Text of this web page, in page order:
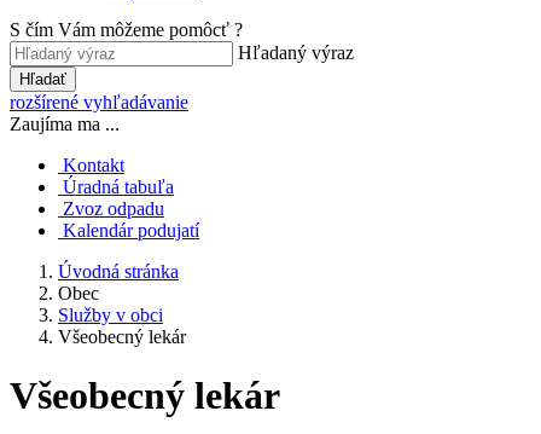
S čím Vám môžeme pomôcť ?
Hľadaný výraz
Hľadať
rozšírené vyhľadávanie
Zaujíma ma ...
Kontakt
Úradná tabuľa
Zvoz odpadu
Kalendár podujatí
Úvodná stránka
Obec
Služby v obci
Všeobecný lekár
Všeobecný lekár